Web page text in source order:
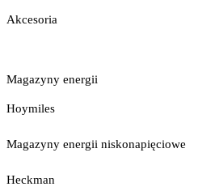
Akcesoria
Magazyny energii
Hoymiles
Magazyny energii niskonapięciowe
Heckman